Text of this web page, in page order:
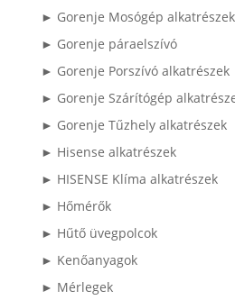
► Gorenje Mosógép alkatrészek
► Gorenje páraelszívó
► Gorenje Porszívó alkatrészek
► Gorenje Szárítógép
► Gorenje Tűzhely alkatrészek
► Hisense alkatrészek
► HISENSE Klíma alkatrészek
► Hőmérők
► Hűtő üvegpolcok
► Kenőanyagok
► Mérlegek